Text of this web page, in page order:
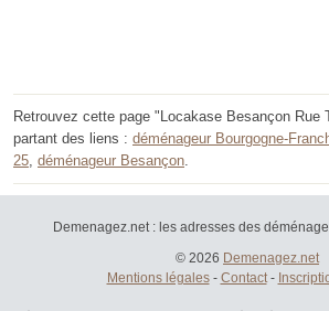
Retrouvez cette page "Locakase Besançon Rue
partant des liens : déménageur Bourgogne-
25, déménageur Besançon.
Demenagez.net : les adresses des
© 2026 Demenagez.net
Mentions légales- Contact-